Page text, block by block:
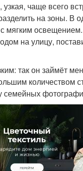
чаще всего
на зоны. В
мягким
на улицу,
так он займёт
количеством
семейных